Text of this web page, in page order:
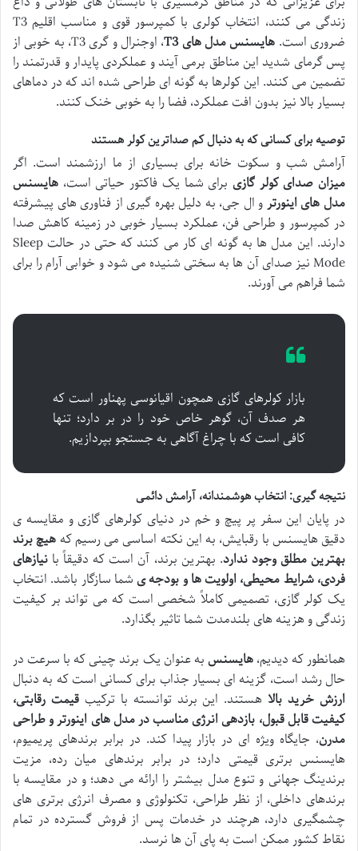
زندگی می کنند، انتخاب کولری با کمپرسور قوی و مناسب اقلیم T3
ضروری است. هایسنس مدل های T3
، اوجنرال و گری T3، به خوبی از
پس گرمای شدید این مناطق برمی آیند و عملکردی پایدار و قدرتمند را
تضمین می کنند. این کولرها به گونه ای طراحی شده اند که در دماهای
بسیار بالا نیز بدون افت عملکرد، فضا را به خوبی خنک کنند.
توصیه برای کسانی که به دنبال کم صداترین کولر هستند
آرامش شب و سکوت خانه برای بسیاری از ما ارزشمند است. اگر
میزان صدای کولر گازی برای شما یک فاکتور حیاتی است، هایسنس
مدل های اینورترو ال جی، به دلیل بهره گیری از فناوری های پیشرفته
در کمپرسور و طراحی فن، عملکرد بسیار خوبی در زمینه کاهش صدا
دارند. این مدل ها به گونه ای کار می کنند که حتی در حالت Sleep
Mode نیز صدای آن ها به سختی شنیده می شود و خوابی آرام را برای
شما فراهم می آورند.
بازار کولرهای گازی همچون اقیانوسی پهناور است که
هر صدف آن، گوهر خاص خود را در بر دارد؛ تنها
کافی است که با چراغ آگاهی به جستجو بپردازیم.
نتیجه گیری: انتخاب هوشمندانه، آرامش دائمی
در پایان این سفر پر پیچ و خم در دنیای کولرهای گازی و مقایسه ی
دقیق هایسنس با رقبایش، به این نکته اساسی می رسیم کههیچ برند
بهترین مطلق وجود ندارد. بهترین برند، آن است که دقیقاً با نیازهای
فردی، شرایط محیطی، اولویت ها و بودجه یشما سازگار باشد. انتخاب
یک کولر گازی، تصمیمی کاملاً شخصی است که می تواند بر کیفیت
زندگی و هزینه های بلندمدت شما تاثیر بگذارد.
همانطور که دیدیم،هایسنسبه عنوان یک برند چینی که با سرعت در
حال رشد است، گزینه ای بسیار جذاب برای کسانی است که به دنبال
ارزش خرید بالاهستند. این برند توانسته با ترکیبقیمت رقابتی،
کیفیت قابل قبول، بازدهی انرژی مناسب در مدل های اینورتر و طراحی
مدرن، جایگاه ویژه ای در بازار پیدا کند. در برابر برندهای پریمیوم،
هایسنس برتری قیمتی دارد؛ در برابر برندهای میان رده، مزیت
برندینگ جهانی و تنوع مدل بیشتر را ارائه می دهد؛ و در مقایسه با
برندهای داخلی، از نظر طراحی، تکنولوژی و مصرف انرژی برتری های
چشمگیری دارد، هرچند در خدمات پس از فروش گسترده در تمام
نقاط کشور ممکن است به پای آن ها نرسد.